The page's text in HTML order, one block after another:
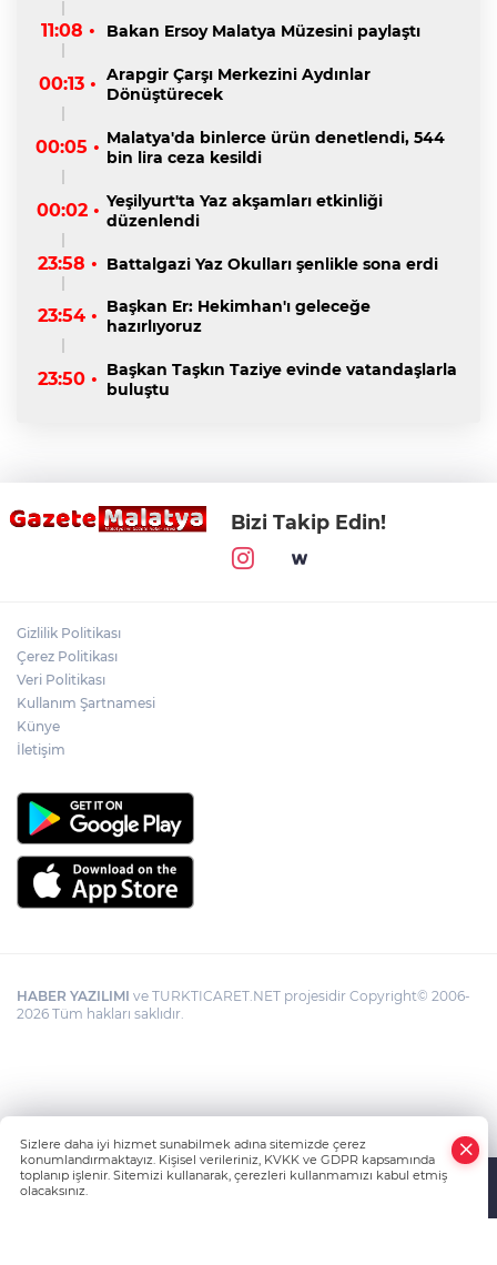
11:08 • Bakan Ersoy Malatya Müzesini paylaştı
00:13 • Arapgir Çarşı Merkezini Aydınlar
Dönüştürecek
00:05 • Malatya'da binlerce ürün denetlendi, 544
bin lira ceza kesildi
00:02 • Yeşilyurt'ta Yaz akşamları etkinliği
düzenlendi
23:58 • Battalgazi Yaz Okulları şenlikle sona erdi
23:54 • Başkan Er: Hekimhan'ı geleceğe
hazırlıyoruz
23:50 • Başkan Taşkın Taziye evinde vatandaşlarla
buluştu
Bizi Takip Edin!
Gizlilik Politikası
Çerez Politikası
Veri Politikası
Kullanım Şartnamesi
Künye
İletişim
HABER YAZILIMI ve TURKTICARET.NET projesidir Copyright© 2006-
2026 Tüm hakları saklıdır.
Sizlere daha iyi hizmet sunabilmek adına sitemizde çerez
konumlandırmaktayız. Kişisel verileriniz, KVKK ve GDPR kapsamında
toplanıp işlenir. Sitemizi kullanarak, çerezleri kullanmamızı kabul etmiş
olacaksınız.